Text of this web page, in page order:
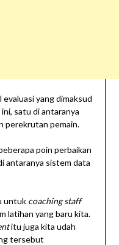
yang dimaksud
satu di antaranya
perekrutan pemain.
poin perbaikan
antaranya sistem data
untuk coaching staff
latihan yang baru kita.
itu juga kita udah
tersebut